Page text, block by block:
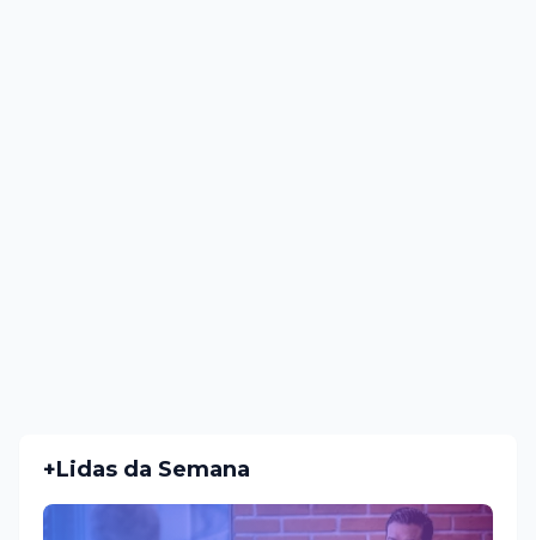
+Lidas da Semana